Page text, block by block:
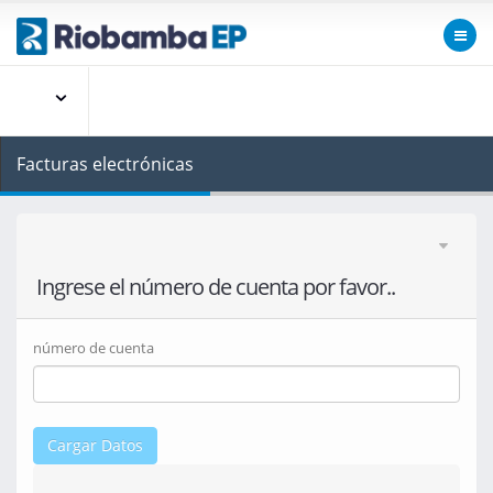
Facturas electrónicas
Ingrese el número de cuenta por favor..
número de cuenta
Cargar Datos